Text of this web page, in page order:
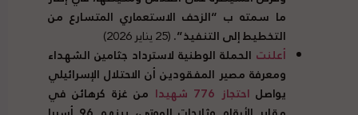
ما سمته ب “الزحف الاستعماري المتسارع من
التخطيط إلى التنفيذ”.(25 يناير 2026)
أعلنت الحملة الوطنية لاسترداد جثامين الشهداء
ومعرفة مصير المفقودين أن الاحتلال الإسرائيلي
يواصل احتجاز 776 شهيدا
من غزة كرهائن في